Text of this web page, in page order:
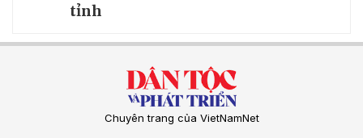
tỉnh
Chuyên trang của VietNamNet